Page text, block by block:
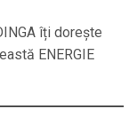
îți dorește
ENERGIE